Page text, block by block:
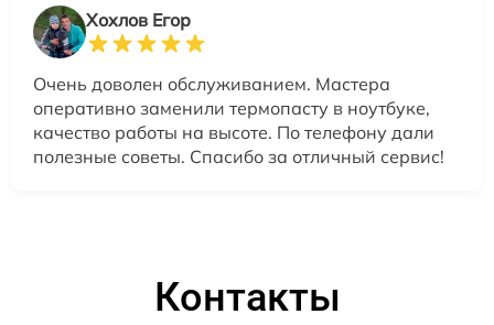
Хохлов Егор
Очень доволен обслуживанием. Мастера
оперативно заменили термопасту в ноутбуке,
качество работы на высоте. По телефону дали
полезные советы. Спасибо за отличный сервис!
Контакты